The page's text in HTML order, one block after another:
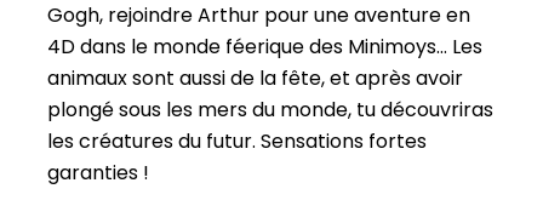
Gogh, rejoindre Arthur pour une aventure en
4D dans le monde féerique des Minimoys… Les
animaux sont aussi de la fête, et après avoir
plongé sous les mers du monde, tu découvriras
les créatures du futur. Sensations fortes
garanties !